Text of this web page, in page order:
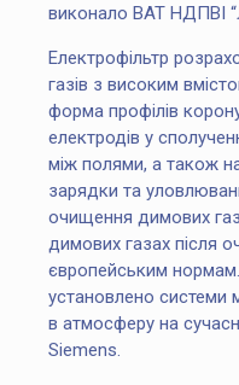
виконало ВАТ НДПВІ
Електрофільтр
газів з високим
форма профілів
електродів у
між полями, а також
зарядки та
очищення димових
димових газах після
європейським
установлено системи
в атмосферу на
Siemens.